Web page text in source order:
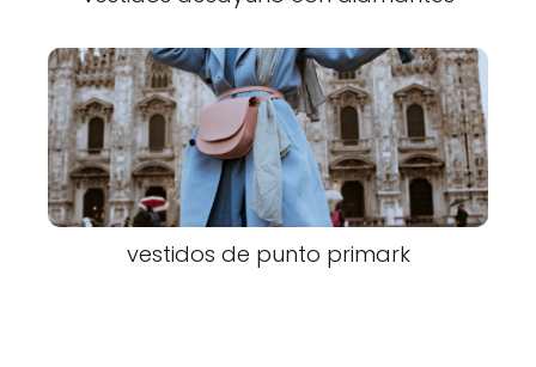
vestidos de punto primark